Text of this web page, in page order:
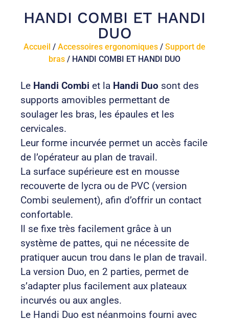
HANDI COMBI ET HANDI
DUO
Accueil / Accessoires ergonomiques / Support de
bras / HANDI COMBI ET HANDI DUO
Le Handi Combi et la Handi Duo sont des
supports amovibles permettant de
soulager les bras, les épaules et les
cervicales.
Leur forme incurvée permet un accès facile
de l’opérateur au plan de travail.
La surface supérieure est en mousse
recouverte de lycra ou de PVC (version
Combi seulement), afin d’offrir un contact
confortable.
Il se fixe très facilement grâce à un
système de pattes, qui ne nécessite de
pratiquer aucun trou dans le plan de travail.
La version Duo, en 2 parties, permet de
s’adapter plus facilement aux plateaux
incurvés ou aux angles.
Le Handi Duo est néanmoins fourni avec